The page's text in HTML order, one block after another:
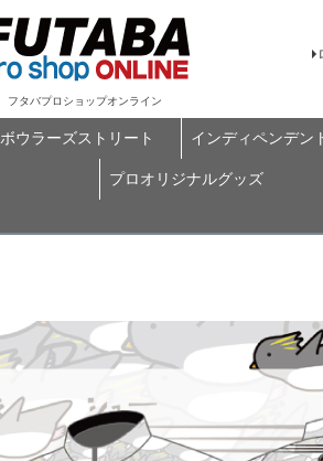
フタバプロショップオンライン
ボウラーズストリート インディペンデン
プロオリジナルグッズ